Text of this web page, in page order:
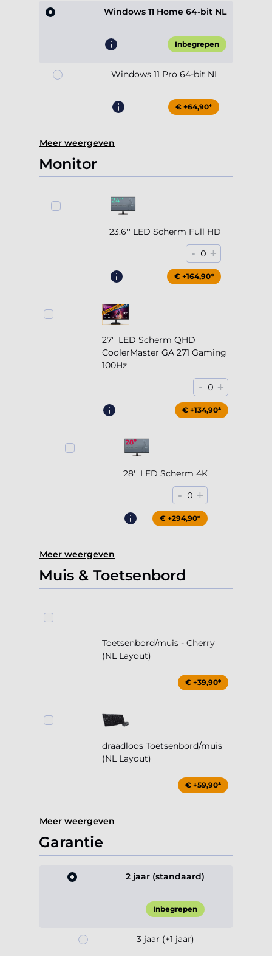
Windows 11 Home 64-bit NL
Inbegrepen
Windows 11 Pro 64-bit NL
€ +64,90*
Meer weergeven
Monitor
23.6'' LED Scherm Full HD
- 0 +
€ +164,90*
27'' LED Scherm QHD
CoolerMaster GA 271 Gaming
100Hz
- 0 +
€ +204,90*
€ +134,90*
28'' LED Scherm 4K
- 0 +
€ +294,90*
Meer weergeven
Muis & Toetsenbord
Toetsenbord/muis - Cherry
(NL Layout)
€ +39,90*
draadloos Toetsenbord/muis
(NL Layout)
€ +59,90*
Meer weergeven
Garantie
2 jaar (standaard)
Inbegrepen
3 jaar (+1 jaar)